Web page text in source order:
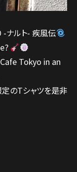
ナルト- 疾風伝
Tokyo in an
定のTシャツを是非